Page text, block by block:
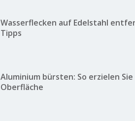
Wasserflecken auf Edelstahl
Tipps
Aluminium bürsten: So erzielen
Oberfläche